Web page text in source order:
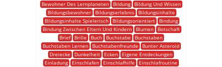
Bewohner Des Lernplaneten
Bildung
Bildung Und Wissen
Bildungsbewohner
Bildungserlebnis
Bildungsinhalte
Bildungsinhalte Spielerisch
Bildungsorientiert
Bindung
Bindung Zwischen Eltern Und Kindern
Blumen
Botschaft
Brief
Brille Buch Buchstabe
Buchstaben
Buchstaben Lernen
Buchstabenfreunde
Bunter Asteroid
Dreiecke
Dunkelheit Ecken
Eigene Entdeckungen
Einladung
Einschlafen Einschlafhilfe
Einschlafroutine